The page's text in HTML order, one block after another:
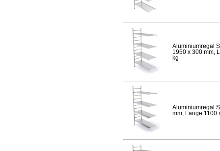
Aluminiumregal
1950 x 300 mm,
kg
Aluminiumregal
mm, Länge 1100